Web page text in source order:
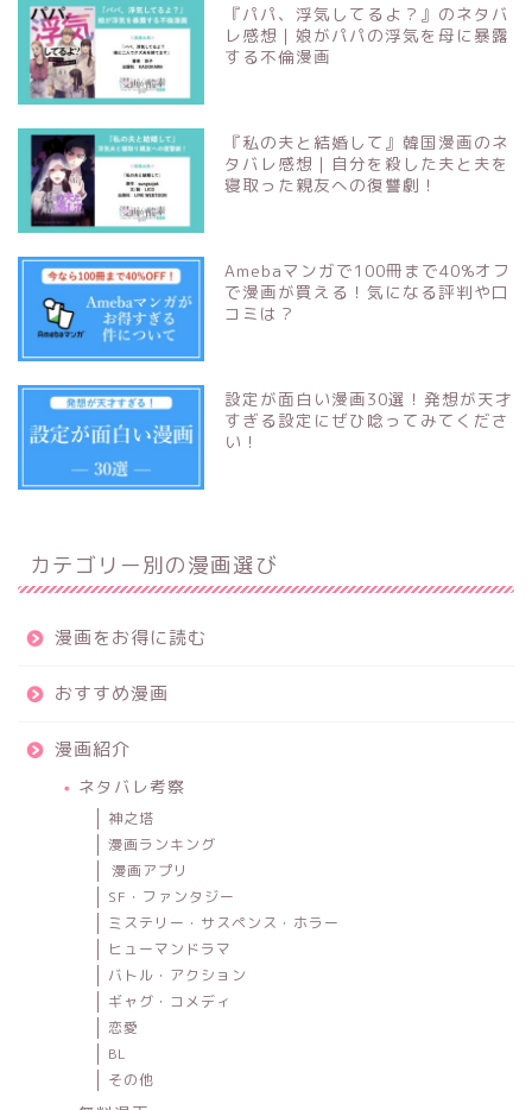
『パパ、浮気してるよ？』のネタバ
レ感想｜娘がパパの浮気を母に暴露
する不倫漫画
『私の夫と結婚して』韓国漫画のネ
タバレ感想｜自分を殺した夫と夫を
寝取った親友への復讐劇！
Amebaマンガで100冊まで40%オフ
で漫画が買える！気になる評判や口
コミは？
設定が面白い漫画30選！発想が天才
すぎる設定にぜひ唸ってみてくださ
い！
カテゴリー別の漫画選び
漫画をお得に読む
おすすめ漫画
漫画紹介
ネタバレ考察
神之塔
漫画ランキング
漫画アプリ
SF・ファンタジー
ミステリー・サスペンス・ホラー
ヒューマンドラマ
バトル・アクション
ギャグ・コメディ
恋愛
BL
その他